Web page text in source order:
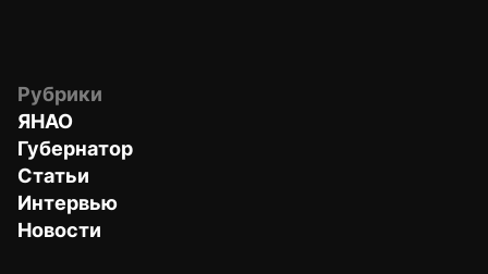
Рубрики
ЯНАО
Губернатор
Статьи
Интервью
Новости